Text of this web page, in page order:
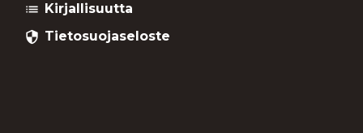
list Kirjallisuutta
security Tietosuojaseloste